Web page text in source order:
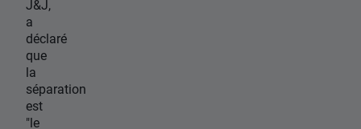
J&J,
a
déclaré
que
la
séparation
est
"le